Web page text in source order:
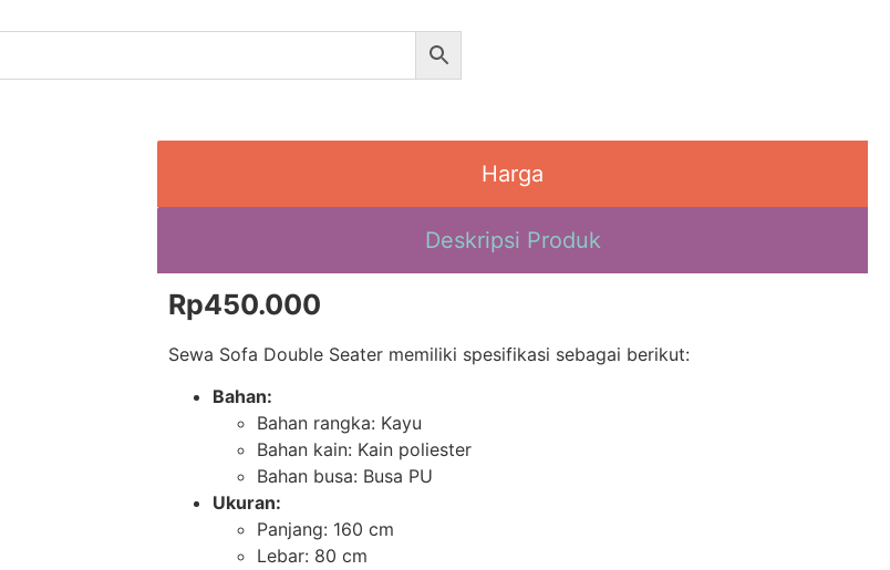
Harga
Deskripsi Produk
Rp450.000
Sewa Sofa Double Seater memiliki spesifikasi sebagai berikut:
Bahan:
Bahan rangka: Kayu
Bahan kain: Kain poliester
Bahan busa: Busa PU
Ukuran:
Panjang: 160 cm
Lebar: 80 cm